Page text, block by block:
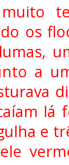
os
a
lá
e